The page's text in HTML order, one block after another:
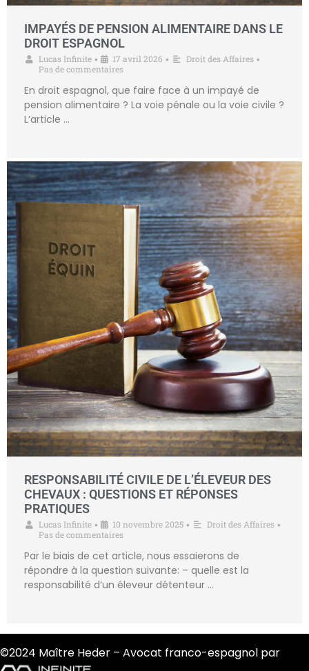
IMPAYÉS DE PENSION ALIMENTAIRE DANS LE
DROIT ESPAGNOL
Lucas Infinite • 17 avril 2026 • Droit des Affaires •
Pas de commentaires
En droit espagnol, que faire face à un impayé de
pension alimentaire ? La voie pénale ou la voie civile ?
L’article …
RESPONSABILITÉ CIVILE DE L’ÉLEVEUR DES
CHEVAUX : QUESTIONS ET RÉPONSES
PRATIQUES
Lucas Infinite • 10 novembre 2025 • Droit des Affaires •
Pas de commentaires
Par le biais de cet article, nous essaierons de
répondre à la question suivante: – quelle est la
responsabilité d’un éleveur détenteur …
©2024 Maître Heder – Avocat franco-espagnol par